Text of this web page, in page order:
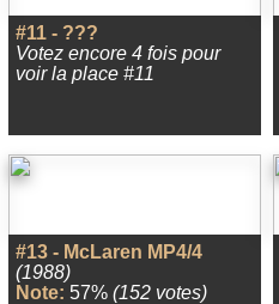
#11 - ???
Votez encore 4 fois pour
voir la place #11
#13 - McLaren MP4/4
(1988)
Note: 57% (152 votes)